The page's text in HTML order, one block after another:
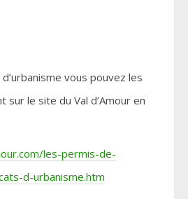
vous pouvez les
le site du Val d’Amour en
les-permis-de-
d-urbanisme.htm